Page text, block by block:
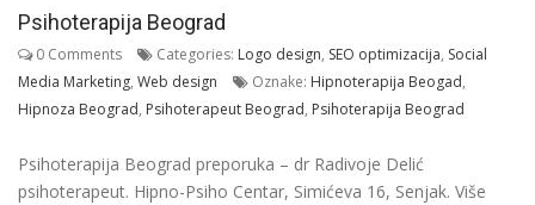
Psihoterapija Beograd
0 Comments Categories: Logo design, SEO optimizacija, Social
Media Marketing, Web design Oznake: Hipnoterapija Beogad,
Hipnoza Beograd, Psihoterapeut Beograd, Psihoterapija Beograd
Psihoterapija Beograd preporuka – dr Radivoje Delić
psihoterapeut. Hipno-Psiho Centar, Simićeva 16, Senjak. Više